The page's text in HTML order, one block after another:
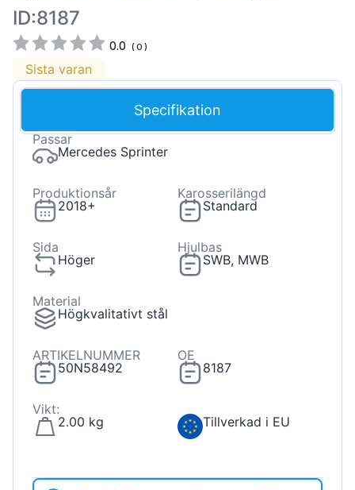
ID:8187
0.0 (0 )
Sista varan
Specifikation
Passar
Mercedes Sprinter
Produktionsår
2018+
Karosserilängd
Standard
Sida
Höger
Hjulbas
SWB, MWB
Material
Högkvalitativt stål
ARTIKELNUMMER
50N58492
OE
8187
Vikt:
2.00 kg
Tillverkad i EU